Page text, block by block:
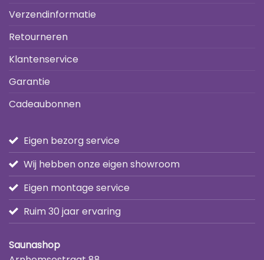
Verzendinformatie
Retourneren
Klantenservice
Garantie
Cadeaubonnen
Eigen bezorg service
Wij hebben onze eigen showroom
Eigen montage service
Ruim 30 jaar ervaring
Saunashop